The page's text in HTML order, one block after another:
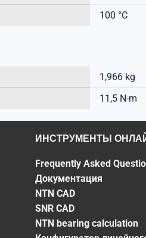
100 °C
1,966 kg
11,5 N-m
ИНСТРУМЕНТЫ
Frequently Asked
Документация
NTN CAD
SNR CAD
NTN bearing calculation